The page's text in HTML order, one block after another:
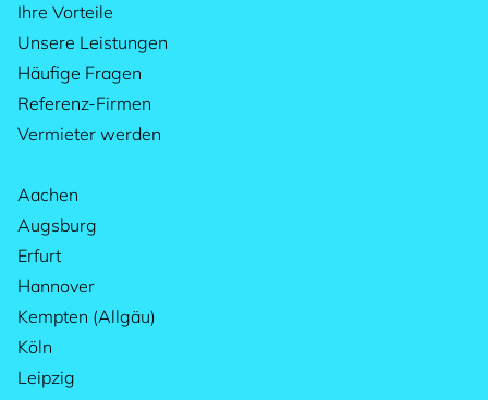
Ihre Vorteile
Unsere Leistungen
Häufige Fragen
Referenz-Firmen
Vermieter werden
Aachen
Augsburg
Erfurt
Hannover
Kempten (Allgäu)
Köln
Leipzig